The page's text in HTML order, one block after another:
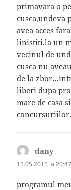
primavara o
cusca,undeva
avea acces
linistiti.la un
vecinul de
cusca nu
de la
liberi dupa
mare de casa
dany
11.05.2011 la 20:47
programul